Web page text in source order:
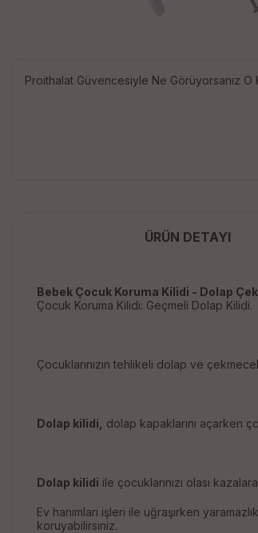
Proithalat Güvencesiyle Ne Görüyorsanız O
ÜRÜN DETAYI
Bebek Çocuk Koruma Kilidi - Dolap
Çocuk Koruma Kilidi: Geçmeli Dolap Kilidi.
Çocuklarınızın tehlikeli dolap ve
Dolap kilidi, dolap kapaklarını açarken
Dolap kilidi ile çocuklarınızı olası
Ev hanımları işleri ile uğraşırken
koruyabilirsiniz.